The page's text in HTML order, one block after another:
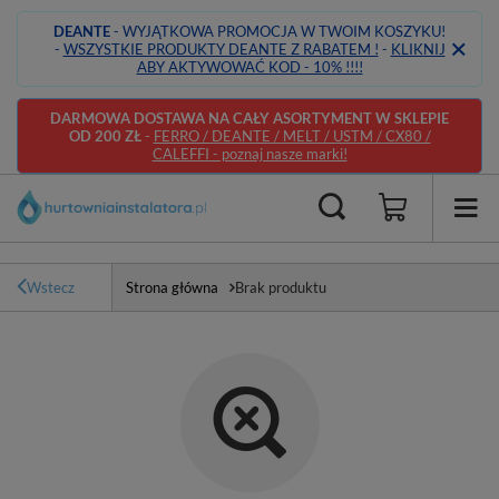
DEANTE- WYJĄTKOWA PROMOCJA W TWOIM KOSZYKU!
- WSZYSTKIE PRODUKTY DEANTE Z RABATEM ! - KLIKNIJ
ABY AKTYWOWAĆ KOD - 10% !!!!
DARMOWA DOSTAWA NA CAŁY ASORTYMENT W SKLEPIE
OD 200 ZŁ- FERRO / DEANTE / MELT / USTM / CX80 /
CALEFFI - poznaj nasze marki!
Wstecz Strona główna Brak produktu